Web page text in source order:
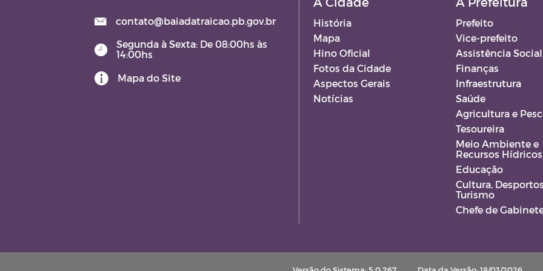
Informação)
Lei Orgânica
Contratos e Aditivos
contato@baiadatraicao.pb.gov.br
Segunda à Sexta: De 08:00hs às
14:00hs
Mapa do Site
História
Mapa
Hino Oficial
Fotos da Cidade
Aspectos Gerais
Notícias
Prefeito
Vice-prefeito
Assistência Social
Finanças
Infraestrutura
Saúde
Agricultura e
Tesoureira
Meio Ambiente e
Recursos Hídricos
Educação
Cultura,
Turismo
Chefe de